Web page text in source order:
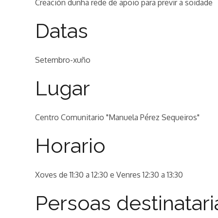
Creación dunha rede de apoio para previr a soidade
Datas
Setembro-xuño
Lugar
Centro Comunitario "Manuela Pérez Sequeiros"
Horario
Xoves de 11:30 a 12:30 e Venres 12:30 a 13:30
Persoas